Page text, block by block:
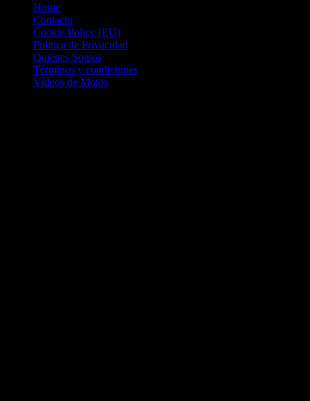
Home
Contacto
Cookie Policy (EU)
Política de Privacidad
Quienes Somos
Términos y condiciones
Vídeos de Motos